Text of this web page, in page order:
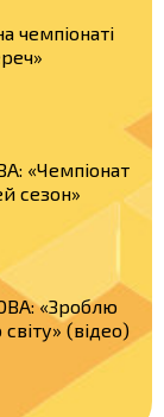
чемпіонаті
«Чемпіонат
сезон»
«Зроблю
(відео)